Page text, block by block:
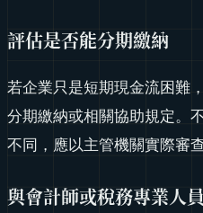
評估是否能分期繳納
若企業只是短期現金流困難
分期繳納或相關協助規定。
不同，應以主管機關實際審查
與會計師或稅務專業人